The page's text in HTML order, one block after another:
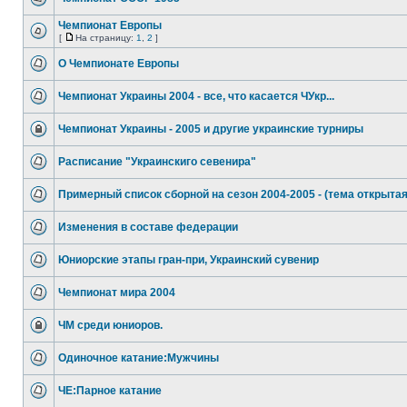
Чемпионат Европы
[ На страницу: 1 2 ]
О Чемпионате Европы
Чемпионат Украины 2004 - все, что касается ЧУкр...
Чемпионат Украины - 2005 и другие украинские турниры
Расписание "Украинскиго севенира"
Примерный список сборной на сезон 2004-2005 - (тема открытая
Изменения в составе федерации
Юниорские этапы гран-при, Украинский сувенир
Чемпионат мира 2004
ЧМ среди юниоров.
Одиночное катание:Мужчины
ЧЕ:Парное катание